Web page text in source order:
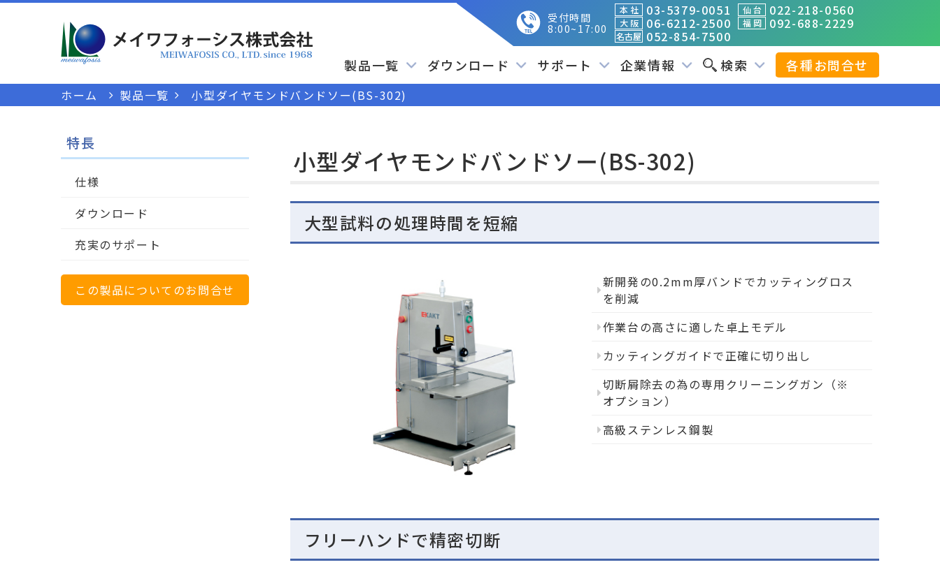
受付時間
8:00~17:00
本 社 03-5379-0051 仙 台 022-218-0560
大 阪 06-6212-2500 福 岡 092-688-2229
名古屋 052-854-7500
製品一覧 ダウンロード サポート 企業情報 検索 各種お問合せ
ホーム 製品一覧 小型ダイヤモンドバンドソー(BS-302)
特長
仕様
ダウンロード
充実のサポート
この製品についてのお問合せ
小型ダイヤモンドバンドソー(BS-302)
大型試料の処理時間を短縮
新開発の0.2mm厚バンドでカッティングロス
を削減
作業台の高さに適した卓上モデル
カッティングガイドで正確に切り出し
切断屑除去の為の専用クリーニングガン（※
オプション）
高級ステンレス鋼製
フリーハンドで精密切断